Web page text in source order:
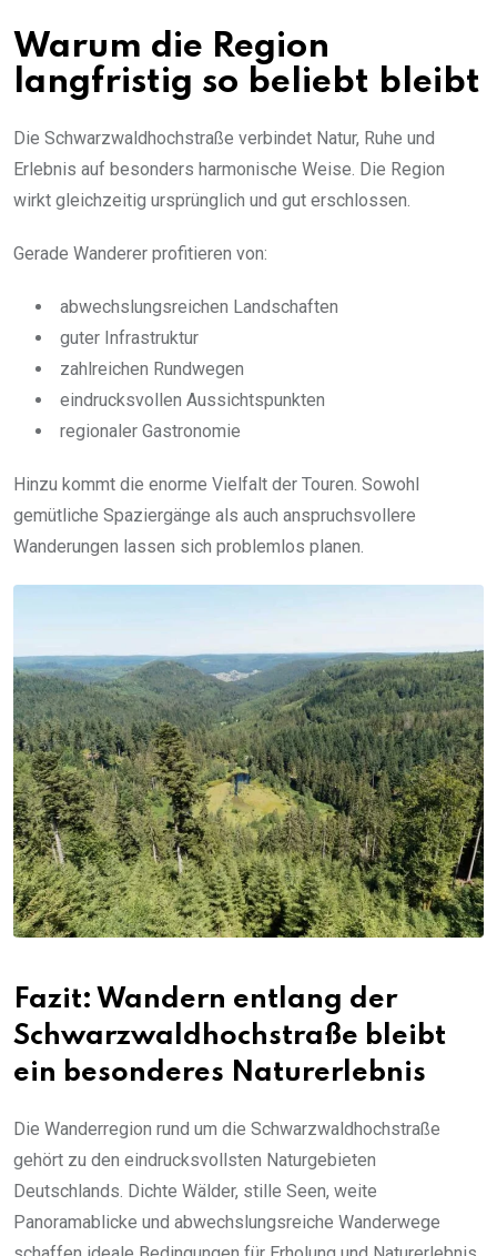
Warum die Region
langfristig so beliebt bleibt
Die Schwarzwaldhochstraße verbindet Natur, Ruhe und
Erlebnis auf besonders harmonische Weise. Die Region
wirkt gleichzeitig ursprünglich und gut erschlossen.
Gerade Wanderer profitieren von:
abwechslungsreichen Landschaften
guter Infrastruktur
zahlreichen Rundwegen
eindrucksvollen Aussichtspunkten
regionaler Gastronomie
Hinzu kommt die enorme Vielfalt der Touren. Sowohl
gemütliche Spaziergänge als auch anspruchsvollere
Wanderungen lassen sich problemlos planen.
Fazit: Wandern entlang der
Schwarzwaldhochstraße bleibt
ein besonderes Naturerlebnis
Die Wanderregion rund um die Schwarzwaldhochstraße
gehört zu den eindrucksvollsten Naturgebieten
Deutschlands. Dichte Wälder, stille Seen, weite
Panoramablicke und abwechslungsreiche Wanderwege